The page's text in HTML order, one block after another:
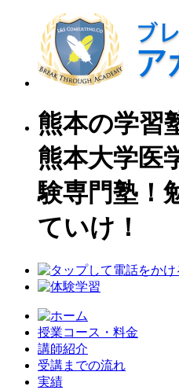
熊本の学習
熊本大学医
験専門塾！
ていけ！
授業コース・料金
講師紹介
受講までの流れ
実績